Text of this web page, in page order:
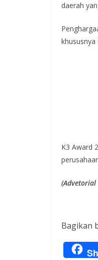
daerah
khususnya
K3 Award
(Advetorial
Bagikan